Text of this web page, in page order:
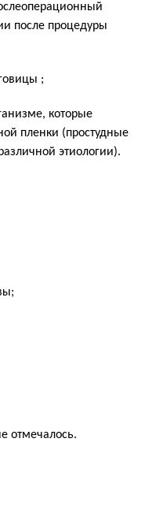
после процедуры
;
которые
пленки (простудные
этиологии).
отмечалось.